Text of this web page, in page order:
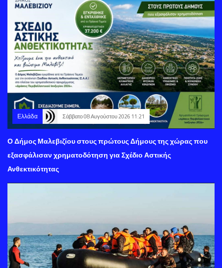
Ελλάδα Σάββατο 08 Αυγούστου 2026 11:21
Ο Δήμος Μαλεβιζίου στους πρώτους Δήμους της χώρας που
εξασφάλισαν χρηματοδότηση για Σχέδιο Αστικής
Ανθεκτικότητας